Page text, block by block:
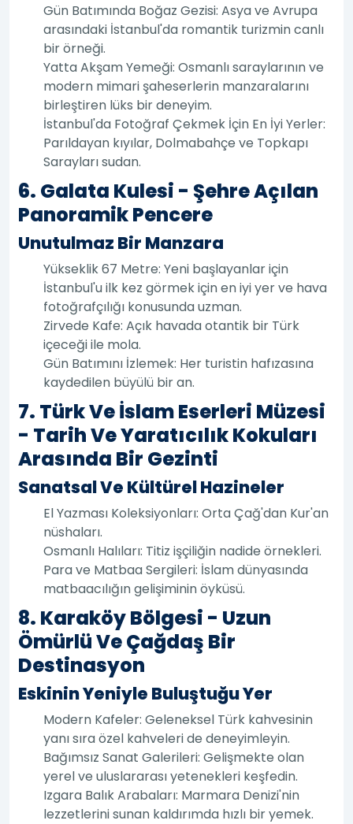
Gün Batımında Boğaz Gezisi: Asya ve Avrupa
arasındaki İstanbul'da romantik turizmin canlı
bir örneği.
Yatta Akşam Yemeği: Osmanlı saraylarının ve
modern mimari şaheserlerin manzaralarını
birleştiren lüks bir deneyim.
İstanbul'da Fotoğraf Çekmek İçin En İyi Yerler:
Parıldayan kıyılar, Dolmabahçe ve Topkapı
Sarayları sudan.
6. Galata Kulesi - Şehre Açılan
Panoramik Pencere
Unutulmaz Bir Manzara
Yükseklik 67 Metre: Yeni başlayanlar için
İstanbul'u ilk kez görmek için en iyi yer ve hava
fotoğrafçılığı konusunda uzman.
Zirvede Kafe: Açık havada otantik bir Türk
içeceği ile mola.
Gün Batımını İzlemek: Her turistin hafızasına
kaydedilen büyülü bir an.
7. Türk Ve İslam Eserleri Müzesi
- Tarih Ve Yaratıcılık Kokuları
Arasında Bir Gezinti
Sanatsal Ve Kültürel Hazineler
El Yazması Koleksiyonları: Orta Çağ'dan Kur'an
nüshaları.
Osmanlı Halıları: Titiz işçiliğin nadide örnekleri.
Para ve Matbaa Sergileri: İslam dünyasında
matbaacılığın gelişiminin öyküsü.
8. Karaköy Bölgesi - Uzun
Ömürlü Ve Çağdaş Bir
Destinasyon
Eskinin Yeniyle Buluştuğu Yer
Modern Kafeler: Geleneksel Türk kahvesinin
yanı sıra özel kahveleri de deneyimleyin.
Bağımsız Sanat Galerileri: Gelişmekte olan
yerel ve uluslararası yetenekleri keşfedin.
Izgara Balık Arabaları: Marmara Denizi'nin
lezzetlerini sunan kaldırımda hızlı bir yemek.